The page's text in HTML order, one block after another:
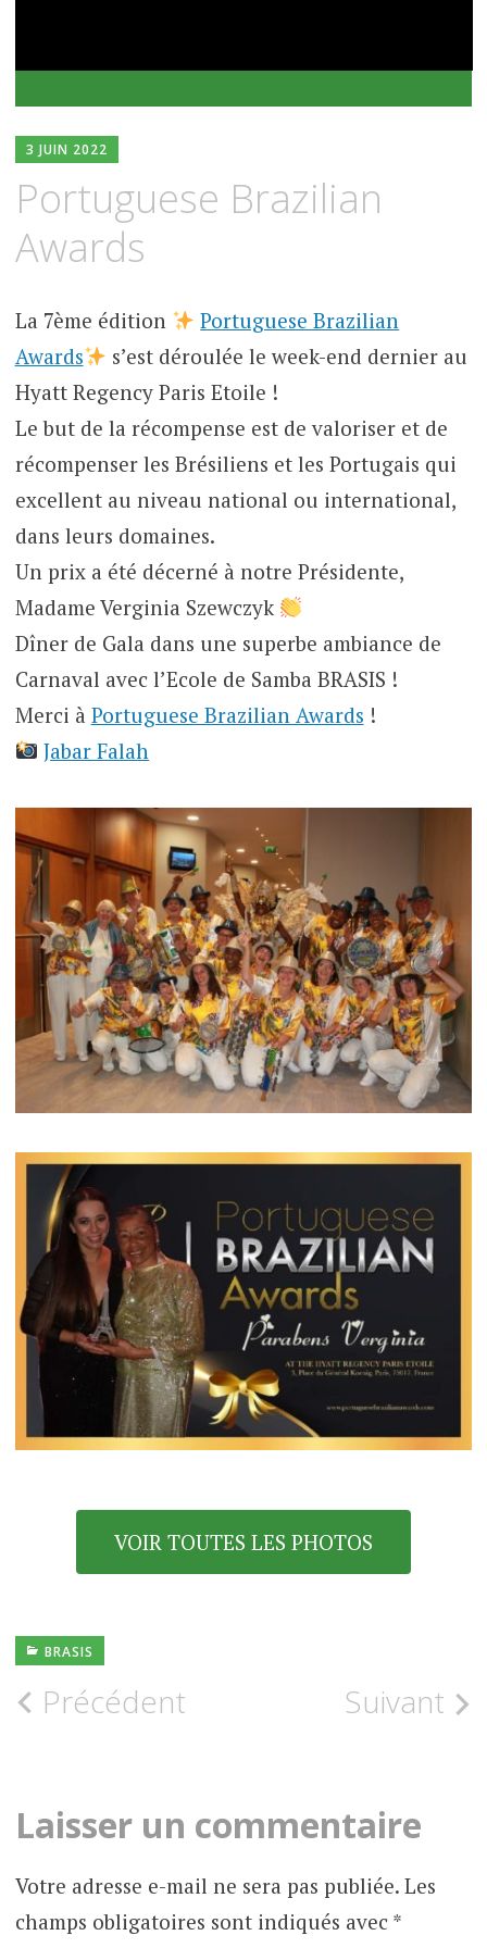
3 JUIN 2022
Portuguese Brazilian
Awards
La 7ème édition
Portuguese Brazilian
Awards
s’est déroulée le week-end dernier au
Hyatt Regency Paris Etoile !
Le but de la récompense est de valoriser et de
récompenser les Brésiliens et les Portugais qui
excellent au niveau national ou international,
dans leurs domaines.
Un prix a été décerné à notre Présidente,
Madame Verginia Szewczyk
Dîner de Gala dans une superbe ambiance de
Carnaval avec l’Ecole de Samba BRASIS !
Merci à Portuguese Brazilian Awards !
Jabar Falah
VOIR TOUTES LES PHOTOS
BRASIS
Navigation
articles
Précédent Suivant
Laisser un commentaire
Votre adresse e-mail ne sera pas publiée. Les
champs obligatoires sont indiqués avec *